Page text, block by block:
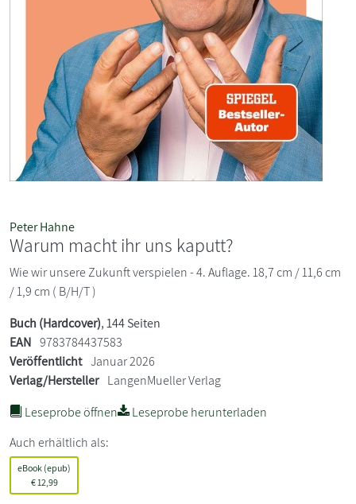
Peter Hahne
Warum macht ihr uns kaputt?
Wie wir unsere Zukunft verspielen - 4. Auflage. 18,7 cm / 11,6 cm
/ 1,9 cm ( B/H/T )
Buch (Hardcover), 144 Seiten
EAN 9783784437583
Veröffentlicht Januar 2026
Verlag/Hersteller LangenMueller Verlag
Leseprobe öffnen
Leseprobe herunterladen
Auch erhältlich als:
eBook (epub)
€12,99